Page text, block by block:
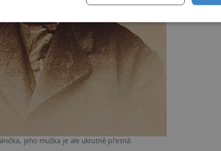
jeho muška je ale ukrutně přesná.